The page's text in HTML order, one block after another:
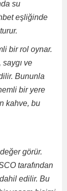
su
eşliğinde
bir rol oynar.
ve
Bununla
bir yere
kahve, bu
görür.
tarafından
edilir. Bu